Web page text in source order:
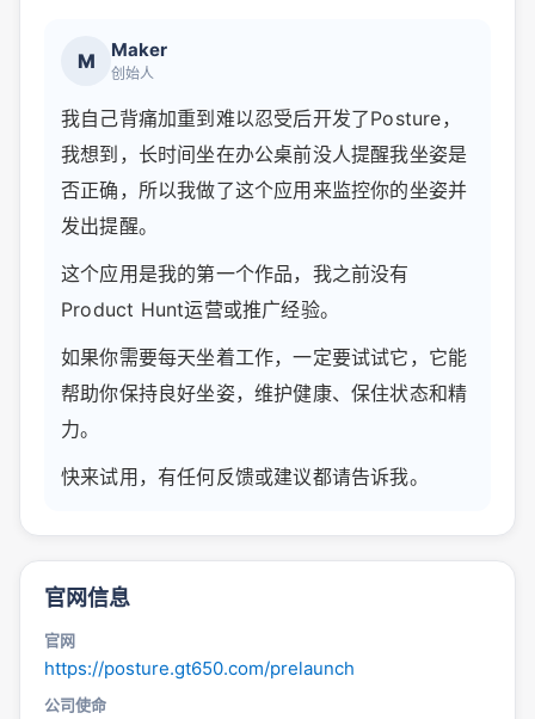
M Maker
创始人
我自己背痛加重到难以忍受后开发了Posture，
我想到，长时间坐在办公桌前没人提醒我坐姿是
否正确，所以我做了这个应用来监控你的坐姿并
发出提醒。
这个应用是我的第一个作品，我之前没有
Product Hunt运营或推广经验。
如果你需要每天坐着工作，一定要试试它，它能
帮助你保持良好坐姿，维护健康、保住状态和精
力。
快来试用，有任何反馈或建议都请告诉我。
官网信息
官网
https://posture.gt650.com/prelaunch
公司使命